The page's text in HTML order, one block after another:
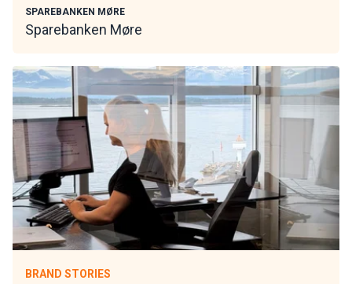
SPAREBANKEN MØRE
Sparebanken Møre
BRAND STORIES